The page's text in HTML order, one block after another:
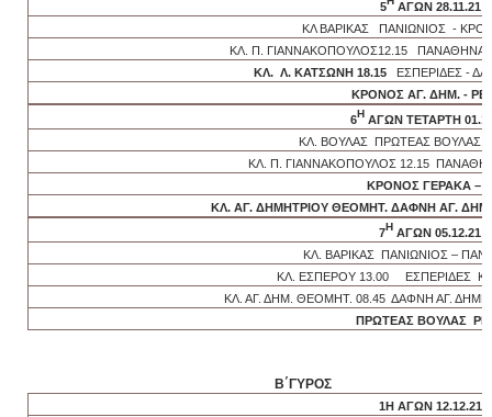
5 ΑΓΩΝ 28.11.21
ΚΛ ΒΑΡΙΚΑΣ ΠΑΝΙΩΝΙΟΣ -
ΚΛ. Π. ΓΙΑΝΝΑΚΟΠΟΥΛΟΣ12.15
ΚΛ. Λ. ΚΑΤΣΩΝΗ 18.15
ΕΣΠΕΡΙΔΕΣ -
ΚΡΟΝΟΣ ΑΓ. ΔΗΜ. -
6ΗΑΓΩΝ ΤΕΤΑΡΤΗ
ΚΛ. ΒΟΥΛΑΣ ΠΡΩΤΕΑΣ ΒΟΥΛΑΣ
ΚΛ. Π. ΓΙΑΝΝΑΚΟΠΟΥΛΟΣ 12.15
ΚΡΟΝΟΣ ΓΕΡΑΚΑ –
ΚΛ. ΑΓ. ΔΗΜΗΤΡΙΟΥ ΘΕΟΜΗΤ. ΔΑΦΝΗ ΑΓ.
7Η ΑΓΩΝ 05.12.21
ΚΛ. ΒΑΡΙΚΑΣ ΠΑΝΙΩΝΙΟΣ –
ΚΛ. ΕΣΠΕΡΟΥ 13.00 ΕΣΠΕΡΙΔΕΣ
ΚΛ. ΑΓ. ΔΗΜ. ΘΕΟΜΗΤ. 08.45 ΔΑΦΝΗ ΑΓ.
ΠΡΩΤΕΑΣ ΒΟΥΛΑΣ
Β΄ΓΥΡΟΣ
1Η ΑΓΩΝ 12.12.21